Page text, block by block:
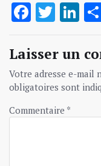
Twitter
Laisser un
Votre adresse e-mail
obligatoires sont
Commentaire *